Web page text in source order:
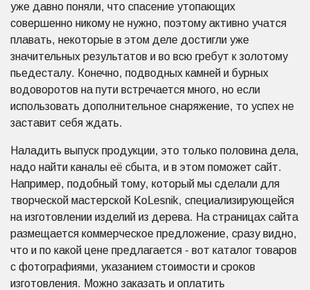
уже давно поняли, что спасение утопающих
совершенно никому не нужно, поэтому активно учатся
плавать, некоторые в этом деле достигли уже
значительных результатов и во всю гребут к золотому
пьедесталу. Конечно, подводных камней и бурных
водоворотов на пути встречается много, но если
использовать дополнительное снаряжение, то успех не
заставит себя ждать.
Наладить выпуск продукции, это только половина дела,
надо найти каналы её сбыта, и в этом поможет сайт.
Например, подобный тому, который мы сделали для
творческой мастерской KoLesnik, специализирующейся
на изготовлении изделий из дерева. На страницах сайта
размещается коммерческое предложение, сразу видно,
что и по какой цене предлагается - вот каталог товаров
с фотографиями, указанием стоимости и сроков
изготовления. Можно заказать и оплатить